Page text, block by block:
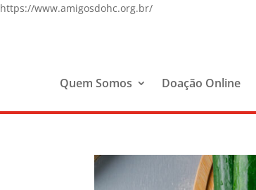
https://www.amigosdohc.org.br/
Quem Somos Doação Online